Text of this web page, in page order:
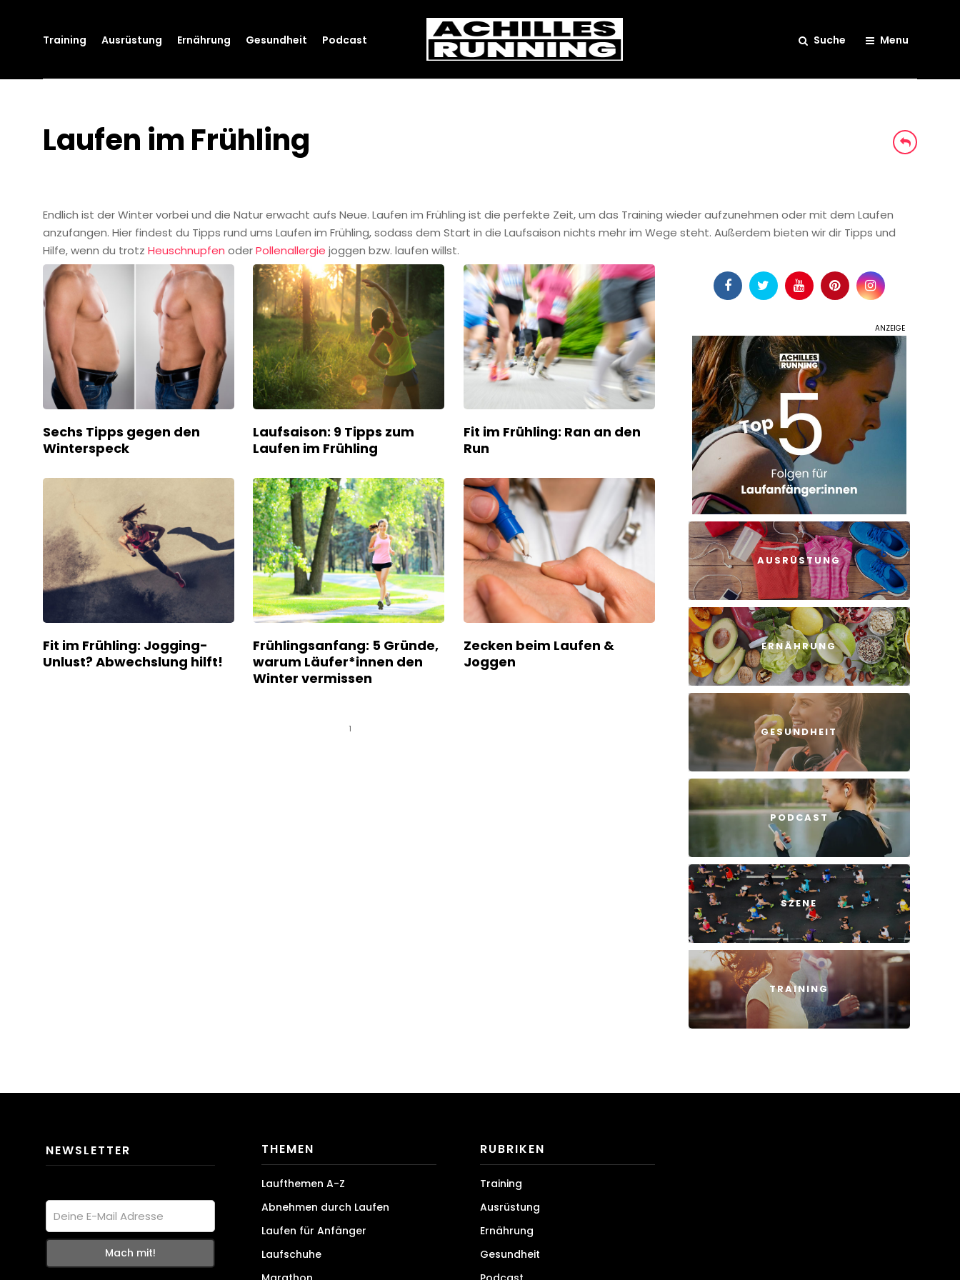
Training Ausrüstung Ernährung Gesundheit Podcast Suche Menu
Laufen im Frühling
Endlich ist der Winter vorbei und die Natur erwacht aufs Neue. Laufen im Frühling ist die perfekte Zeit, um das Training wieder aufzunehmen oder mit dem Laufen
anzufangen. Hier findest du Tipps rund ums Laufen im Frühling, sodass dem Start in die Laufsaison nichts mehr im Wege steht. Außerdem bieten wir dir Tipps und
Hilfe, wenn du trotz Heuschnupfen oderPollenallergie joggen bzw. laufen willst.
Sechs Tipps gegen den
Winterspeck
Laufsaison: 9 Tipps zum
Laufen im Frühling
Fit im Frühling: Ran an den
Run
Fit im Frühling: Jogging-
Unlust? Abwechslung hilft!
Frühlingsanfang: 5 Gründe,
warum Läufer*innen den
Winter vermissen
Zecken beim Laufen &
Joggen
1
AUSRÜSTUNG
ERNÄHRUNG
GESUNDHEIT
PODCAST
SZENE
TRAINING
NEWSLETTER THEMEN
Laufthemen A-Z
Abnehmen durch Laufen
Laufen für Anfänger
Laufschuhe
RUBRIKEN
Training
Ausrüstung
Ernährung
Gesundheit